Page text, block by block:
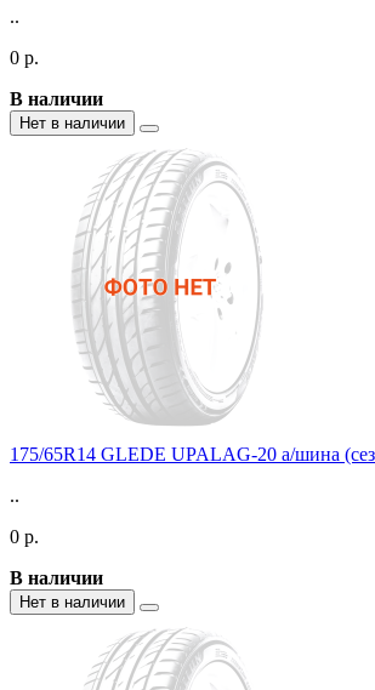
..
0 р.
В наличии
Нет в наличии
175/65R14 GLEDE UPALAG-20 а/шина
..
0 р.
В наличии
Нет в наличии